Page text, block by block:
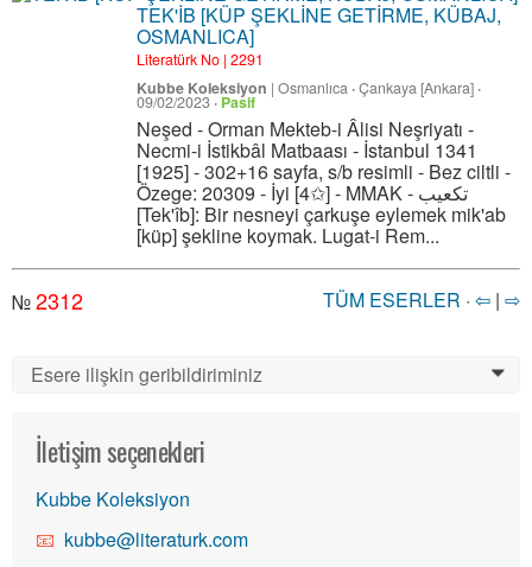
TEK'İB [KÜP ŞEKLİNE GETİRME, KÜBAJ,
OSMANLICA]
Literatürk No | 2291
Kubbe Koleksiyon | Osmanlıca ·Çankaya [Ankara] ·
09/02/2023 · Pasif
Neşed - Orman Mekteb-i Âlisi Neşriyatı -
Necmi-i İstikbâl Matbaası - İstanbul 1341
[1925] - 302+16 sayfa, s/b resimli - Bez ciltli -
Özege: 20309 - İyi [4✩] - MMAK - تكعیب
[Tek'îb]: Bir nesneyi çarkuşe eylemek mik'ab
[küp] şekline koymak. Lugat-i Rem...
№2312 TÜM ESERLER · ⇦ | ⇨
Esere ilişkin geribildiriminiz 0
İletişim seçenekleri
Kubbe Koleksiyon
kubbe@literaturk.com